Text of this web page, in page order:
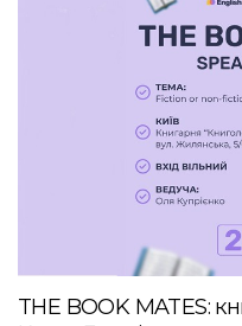
THE BOOK MATES: